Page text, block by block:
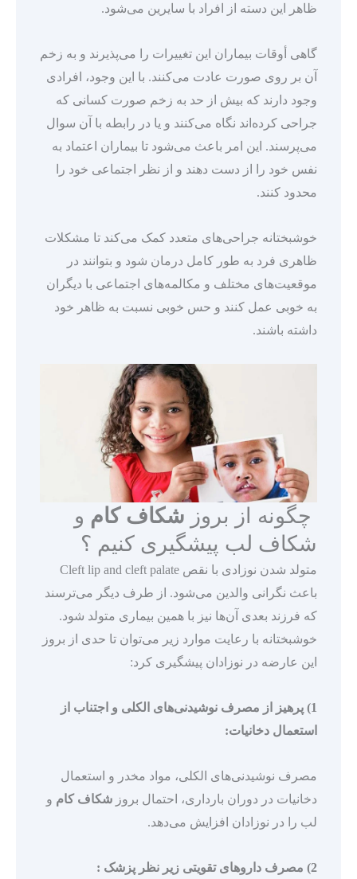
ظاهر این دسته از افراد با سایرین می‌شود.
گاهی أوقات بیماران این تغییرات را می‌پذیرند و به زخم
آن بر روی صورت عادت می‌کنند. با این وجود، افرادی
وجود دارند که بیش از حد به زخم صورت کسانی که
جراحی کرده‌اند نگاه می‌کنند و یا در رابطه با آن سوال
می‌پرسند. این امر باعث می‌شود تا بیماران اعتماد به
نفس خود را از دست دهند و از نظر اجتماعی خود را
محدود کنند.
خوشبختانه جراحی‌های متعدد کمک می‌کند تا مشکلات
ظاهری فرد به طور کامل درمان شود و بتوانند در
موقعیت‌های مختلف و مکالمه‌های اجتماعی با دیگران
به خوبی عمل کنند و حس خوبی نسبت به ظاهر خود
داشته باشند.
چگونه از بروز شکاف کام و
شکاف لب پیشگیری کنیم ؟
متولد شدن نوزادی با نقص Cleft lip and cleft palate
باعث نگرانی والدین می‌شود. از طرف دیگر می‌ترسند
که فرزند بعدی آن‌ها نیز با همین بیماری متولد شود.
خوشبختانه با رعایت موارد زیر می‌توان تا حدی از بروز
این عارضه در نوزادان پیشگیری کرد:
1) پرهیز از مصرف نوشیدنی‌های الکلی و اجتناب از
استعمال دخانیات:
مصرف نوشیدنی‌های الکلی، مواد مخدر و استعمال
دخانیات در دوران بارداری، احتمال بروز شکاف کام و
لب را در نوزادان افزایش می‌دهد.
2) مصرف داروهای تقویتی زیر نظر پزشک :